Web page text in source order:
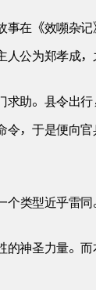
在《效嚬杂
公为郑孝成，
助。县令出
，于是便向
个类型近乎雷
神圣力量。